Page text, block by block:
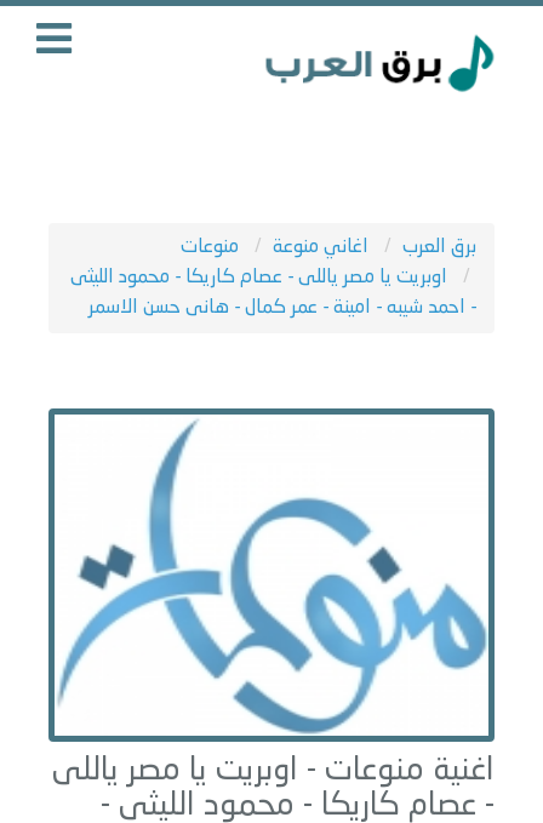
برق العرب اغاني منوعة
منوعات
اوبريت يا مصر ياللى - عصام كاريكا - محمود الليثى
- احمد شيبه - امينة - عمر كمال - هانى حسن الاسمر
اغنية منوعات - اوبريت يا مصر ياللى
- عصام كاريكا - محمود الليثى -